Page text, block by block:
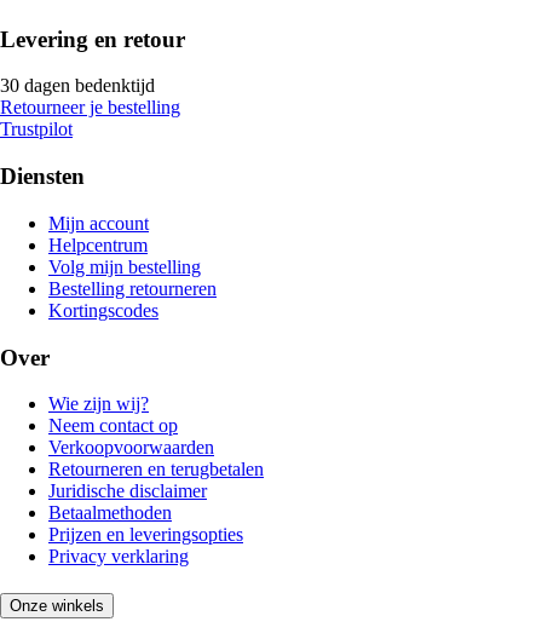
Levering en retour
30 dagen bedenktijd
Retourneer je bestelling
Trustpilot
Diensten
Mijn account
Helpcentrum
Volg mijn bestelling
Bestelling retourneren
Kortingscodes
Over
Wie zijn wij?
Neem contact op
Verkoopvoorwaarden
Retourneren en terugbetalen
Juridische disclaimer
Betaalmethoden
Prijzen en leveringsopties
Privacy verklaring
Onze winkels